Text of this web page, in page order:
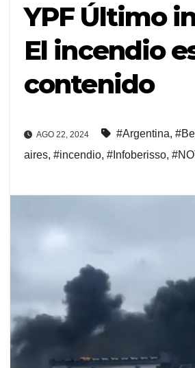
YPF Último
El incendio
contenido
AGO 22, 2024 #Argentina,
aires, #incendio, #Infoberisso,